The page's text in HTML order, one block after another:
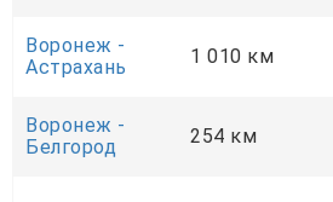
Воронеж -
Астрахань
1 010 км
Воронеж -
Белгород
254 км